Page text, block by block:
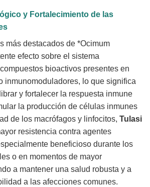
y Fortalecimiento de las
más destacados de *Ocimum
efecto sobre el sistema
bioactivos presentes en
inmunomoduladores, lo que significa
y fortalecer la respuesta inmune
la producción de células inmunes
de los macrófagos y linfocitos, Tulasi
resistencia contra agentes
beneficioso durante los
o en momentos de mayor
a mantener una salud robusta y a
a las afecciones comunes.